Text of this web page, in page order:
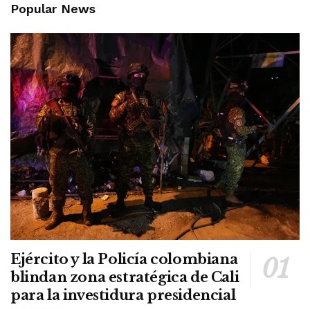
Popular News
Ejército y la Policía colombiana
blindan zona estratégica de Cali
para la investidura presidencial